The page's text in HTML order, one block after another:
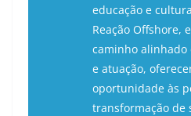
educação e
Reação Offshore,
caminho alinhado
e atuação,
oportunidade às
transformação de